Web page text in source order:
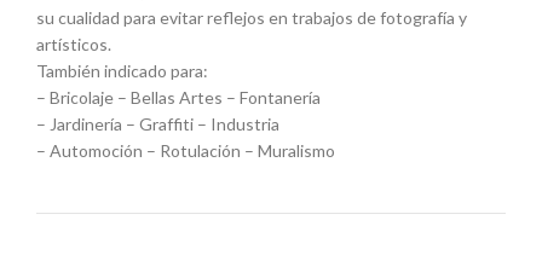
su cualidad para evitar reflejos en trabajos de fotografía y
artísticos.
También indicado para:
– Bricolaje – Bellas Artes – Fontanería
– Jardinería – Graffiti – Industria
– Automoción – Rotulación – Muralismo